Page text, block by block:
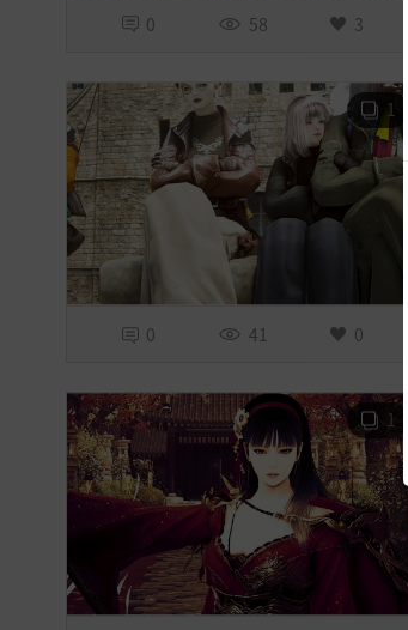
0 58 3
1
0 41 0
1